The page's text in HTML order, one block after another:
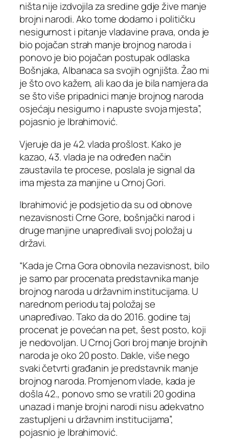
ništa nije izdvojila za sredine gdje žive manje
brojni narodi. Ako tome dodamo i političku
nesigurnost i pitanje vladavine prava, onda je
bio pojačan strah manje brojnog naroda i
ponovo je bio pojačan postupak odlaska
Bošnjaka, Albanaca sa svojih ognjišta. Žao mi
je što ovo kažem, ali kao da je bila namjera da
se što više pripadnici manje brojnog naroda
osjećaju nesigurno i napuste svoja mjesta”,
pojasnio je Ibrahimović.
Vjeruje da je 42. vlada prošlost. Kako je
kazao, 43. vlada je na određen način
zaustavila te procese, poslala je signal da
ima mjesta za manjine u Crnoj Gori.
Ibrahimović je podsjetio da su od obnove
nezavisnosti Crne Gore, bošnjački narod i
druge manjine unapređivali svoj položaj u
državi.
“Kada je Crna Gora obnovila nezavisnost, bilo
je samo par procenata predstavnika manje
brojnog naroda u državnim institucijama. U
narednom periodu taj položaj se
unapređivao. Tako da do 2016. godine taj
procenat je povećan na pet, šest posto, koji
je nedovoljan. U Crnoj Gori broj manje brojnih
naroda je oko 20 posto. Dakle, više nego
svaki četvrti građanin je predstavnik manje
brojnog naroda. Promjenom vlade, kada je
došla 42., ponovo smo se vratili 20 godina
unazad i manje brojni narodi nisu adekvatno
zastupljeni u državnim institucijama”,
pojasnio je Ibrahimović.